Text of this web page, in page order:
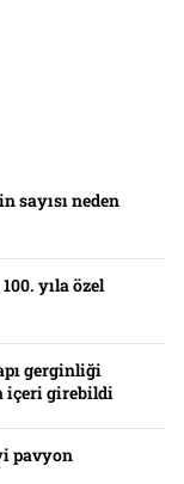
sayısı neden
yıla özel
gerginliği
içeri girebildi
pavyon